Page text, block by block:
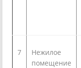
7
Нежилое
помещение